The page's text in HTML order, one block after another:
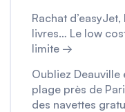
Rachat
livres… Le low
limite →
Oubliez
plage près de
des navettes